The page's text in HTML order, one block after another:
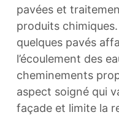
pavées et
produits
quelques pavés
l’écoulement des
cheminements
aspect soigné qui
façade et limite la